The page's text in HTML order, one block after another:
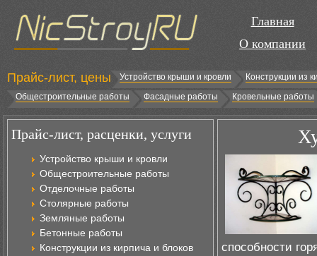
Главная
О компании
Прайс-лист, цены Устройство крыши и кровли
Конструкции из
Общестроительные работы
Фасадные работы Кровельные работы
Прайс-лист, расценки, услуги
Устройство крыши и кровли
Общестроительные работы
Отделочные работы
Столярные работы
Земляные работы
Бетонные работы
Конструкции из кирпича и блоков
способности